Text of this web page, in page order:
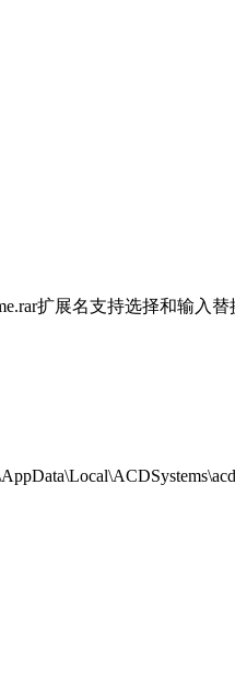
扩展名支持选择和输入